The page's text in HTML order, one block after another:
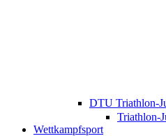
DTU Triathlon-
Triathlon-
Wettkampfsport